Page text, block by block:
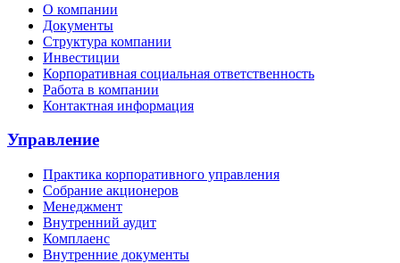
О компании
Документы
Структура компании
Инвестиции
Корпоративная социальная ответственность
Работа в компании
Контактная информация
Управление
Практика корпоративного управления
Собрание акционеров
Менеджмент
Внутренний аудит
Комплаенс
Внутренние документы